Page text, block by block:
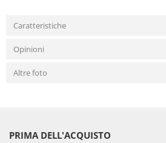
Caratteristiche
Opinioni
Altre foto
PRIMA DELL'ACQUISTO